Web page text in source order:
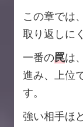
この章では
取り返しに
一番の罠は
進み、上位
す。
強い相手ほ